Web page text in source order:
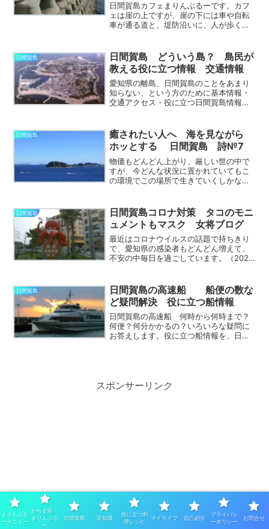
日間賀島カフェまりんぶるーです。カフ
ェは崖の上ですが、崖の下には車や自転
車が通る道と、堤防沿いに、人が歩く道
様が下に降りていきますが、ずっと不思
議でした。 そもそもこ...
日間賀島
日間賀島 どういう島？ 島民が
教える役に立つ情報 交通情報
愛知県の離島、日間賀島のことをあまり
知らない、という方のために基本情報・
交通アクセス・役に立つ日間賀島情報を
す。ぜひ日間賀島のことを、知ってくだ
さい。知っていると便利。安心...
日間賀島
癒されたい人へ 海を見ながら
ホッとする 日間賀島 詩№7
物価もどんどん上がり、厳しい世の中で
すが、今どんな状況に置かれていてもこ
の環境でこの場所で生きていくしかない
で、ゆったりと心を癒していただきたい
と思います。こんな時だか...
日間賀島
日間賀島コロナ対策 タコのモニ
ュメントもマスク 女将ブログ
最近はコロナウイルスの話題で持ちきり
で、愛知県の感染者もどんどん増えて、
不安の中毎日を過ごしています。（2020
ク着用の要請アピールをしています。
とはいえ、5月の時...
日間賀島
日間賀島の高速船 船便の数な
ど疑問解決 役に立つ船情報
日間賀島の高速船 何時から何時まで？
何便？何分かかるの？いろいろな疑問に
お答えします。役に立つ船情報を、日間
スポンサーリンク
まりんぶる
ーメニュー
かちま荘・
まりんぶる
ー
日間賀島 豆知識
役に立つ料
理レシピ
マイライフ 自己紹介
プライバシ
ーポリシー
お問合せ